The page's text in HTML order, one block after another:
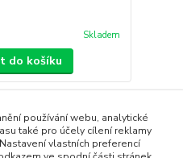
Skladem
do košíku
z 1
používání webu, analytické
také pro účely cílení reklamy
vlastních preferencí